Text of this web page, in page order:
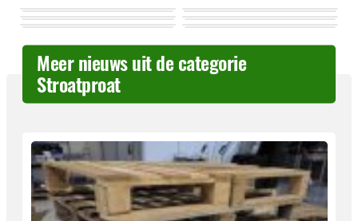
Meer nieuws uit de categorie
Stroatproat